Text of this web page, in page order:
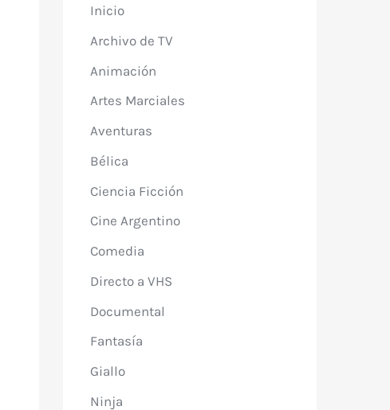
Inicio
Archivo de TV
Animación
Artes Marciales
Aventuras
Bélica
Ciencia Ficción
Cine Argentino
Comedia
Directo a VHS
Documental
Fantasía
Giallo
Ninja